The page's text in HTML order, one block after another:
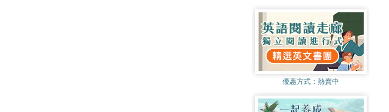
優惠方式： 熱賣中